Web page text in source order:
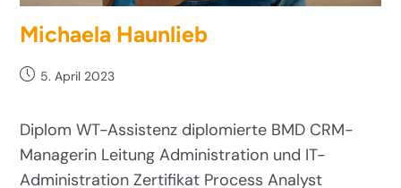
Michaela Haunlieb
5. April 2023
Diplom WT-Assistenz diplomierte BMD CRM-
Managerin Leitung Administration und IT-
Administration Zertifikat Process Analyst